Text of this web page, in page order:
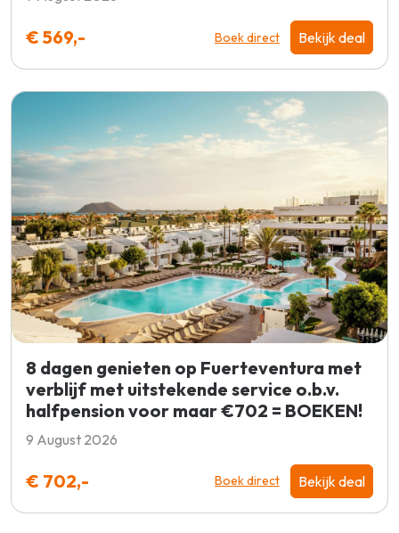
€ 569,- Boek direct Bekijk deal
8 dagen genieten op Fuerteventura met
verblijf met uitstekende service o.b.v.
halfpension voor maar €702 = BOEKEN!
9 August 2026
€ 702,- Boek direct Bekijk deal